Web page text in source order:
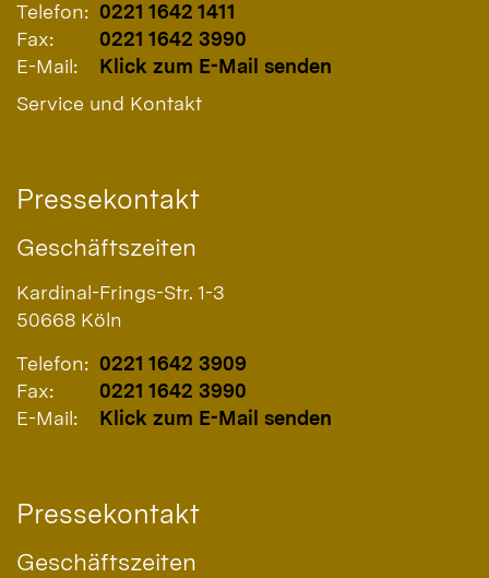
Telefon: 0221 1642 1411
Fax:
0221 1642 3990
E-Mail:
Klick zum E-Mail senden
Service und Kontakt
Pressekontakt
Geschäftszeiten
Kardinal-Frings-Str. 1-3
50668 Köln
Telefon: 0221 1642 3909
Fax:
0221 1642 3990
E-Mail:
Klick zum E-Mail senden
Pressekontakt
Geschäftszeiten